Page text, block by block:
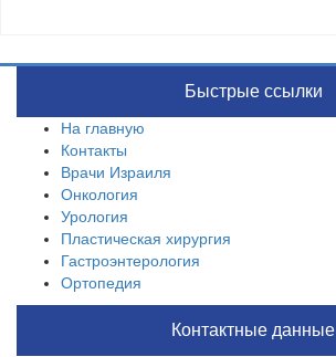
Быстрые ссылки
На главную
Контакты
Врачи Израиля
Онкология
Урология
Пластическая хирургия
Гастроэнтерология
Ортопедия
Контактные данные